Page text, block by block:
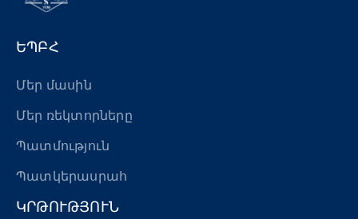
ԵՊԲՀ
Մեր մասին
Մեր ռեկտորները
Պատմություն
Պատկերասրահ
ԿՐԹՈՒԹՅՈՒՆ